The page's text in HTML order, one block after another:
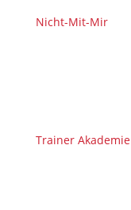
Nicht-Mit-Mir
Trainer Akademie